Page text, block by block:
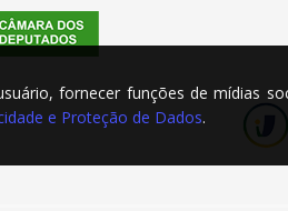
fornecer funções de mídias
e Proteção de Dados.